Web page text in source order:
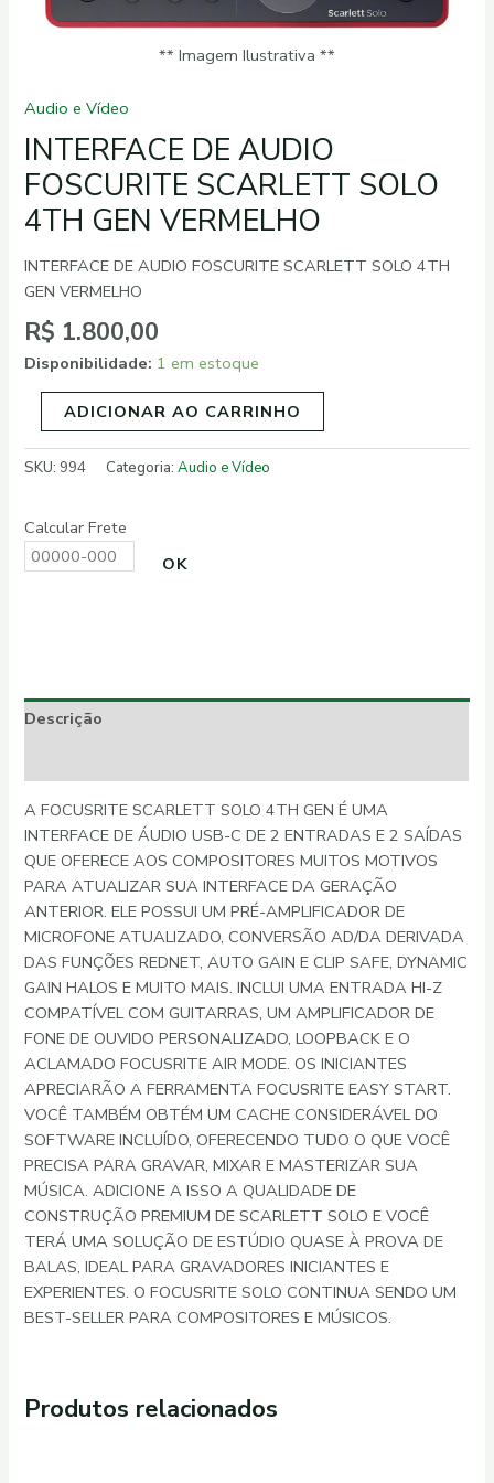
** Imagem Ilustrativa **
Audio e Vídeo
INTERFACE DE AUDIO
FOSCURITE SCARLETT SOLO
4TH GEN VERMELHO
INTERFACE DE AUDIO FOSCURITE SCARLETT SOLO 4TH
GEN VERMELHO
R$ 1.800,00
Disponibilidade: 1 em estoque
4TH
ADICIONAR AO CARRINHO
SKU: 994 Categoria:Audio e Vídeo
Calcular Frete
OK
Descrição
A FOCUSRITE SCARLETT SOLO 4TH GEN É UMA
INTERFACE DE ÁUDIO USB-C DE 2 ENTRADAS E 2 SAÍDAS
QUE OFERECE AOS COMPOSITORES MUITOS MOTIVOS
PARA ATUALIZAR SUA INTERFACE DA GERAÇÃO
ANTERIOR. ELE POSSUI UM PRÉ-AMPLIFICADOR DE
MICROFONE ATUALIZADO, CONVERSÃO AD/DA DERIVADA
DAS FUNÇÕES REDNET, AUTO GAIN E CLIP SAFE, DYNAMIC
GAIN HALOS E MUITO MAIS. INCLUI UMA ENTRADA HI-Z
COMPATÍVEL COM GUITARRAS, UM AMPLIFICADOR DE
FONE DE OUVIDO PERSONALIZADO, LOOPBACK E O
ACLAMADO FOCUSRITE AIR MODE. OS INICIANTES
APRECIARÃO A FERRAMENTA FOCUSRITE EASY START.
VOCÊ TAMBÉM OBTÉM UM CACHE CONSIDERÁVEL DO
SOFTWARE INCLUÍDO, OFERECENDO TUDO O QUE VOCÊ
PRECISA PARA GRAVAR, MIXAR E MASTERIZAR SUA
MÚSICA. ADICIONE A ISSO A QUALIDADE DE
CONSTRUÇÃO PREMIUM DE SCARLETT SOLO E VOCÊ
TERÁ UMA SOLUÇÃO DE ESTÚDIO QUASE À PROVA DE
BALAS, IDEAL PARA GRAVADORES INICIANTES E
EXPERIENTES. O FOCUSRITE SOLO CONTINUA SENDO UM
BEST-SELLER PARA COMPOSITORES E MÚSICOS.
Produtos relacionados